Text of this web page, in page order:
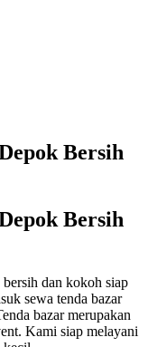
Bersih
Bersih
dan kokoh siap
sewa tenda bazar
bazar merupakan
Kami siap melayani